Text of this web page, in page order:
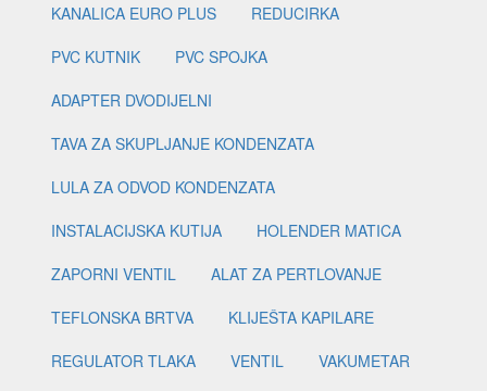
KANALICA EURO PLUS
REDUCIRKA
PVC KUTNIK
PVC SPOJKA
ADAPTER DVODIJELNI
TAVA ZA SKUPLJANJE KONDENZATA
LULA ZA ODVOD KONDENZATA
INSTALACIJSKA KUTIJA
HOLENDER MATICA
ZAPORNI VENTIL
ALAT ZA PERTLOVANJE
TEFLONSKA BRTVA
KLIJEŠTA KAPILARE
REGULATOR TLAKA
VENTIL
VAKUMETAR